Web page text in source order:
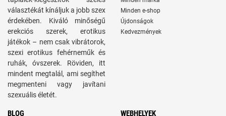
választékát kínáljuk a jobb szex
érdekében. Kiváló minőségű
erekciós szerek, erotikus
játékok – nem csak vibrátorok,
szexi erotikus fehérneműk és
ruhák, óvszerek. Röviden, itt
mindent megtalál, ami segíthet
megmenteni vagy javítani
szexuális életét.
Minden e-shop
Újdonságok
Kedvezmények
BLOG WEBHELYEK